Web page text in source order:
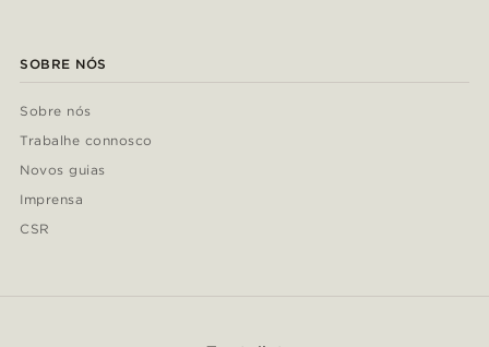
SOBRE NÓS
Sobre nós
Trabalhe connosco
Novos guias
Imprensa
CSR